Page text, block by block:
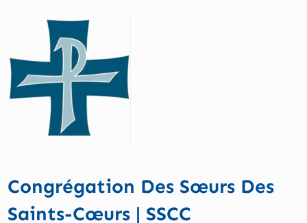
Congrégation Des Sœurs Des
Saints-Cœurs | SSCC